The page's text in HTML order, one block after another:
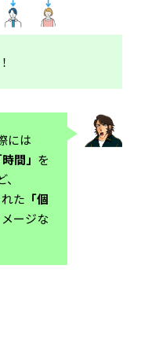
には
間」 を
た 「個
ージな